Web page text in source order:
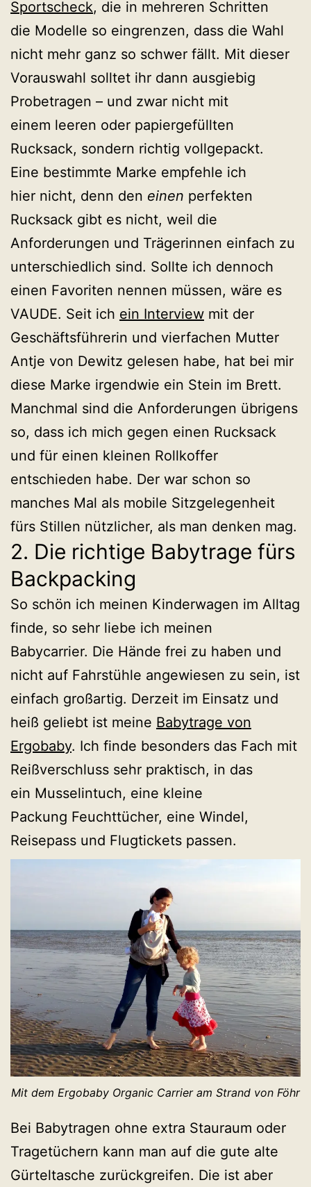
Sportscheck, die in mehreren Schritten
die Modelle so eingrenzen, dass die Wahl
nicht mehr ganz so schwer fällt. Mit dieser
Vorauswahl solltet ihr dann ausgiebig
Probetragen – und zwar nicht mit
einem leeren oder papiergefüllten
Rucksack, sondern richtig vollgepackt.
Eine bestimmte Marke empfehle ich
hier nicht, denn den einen perfekten
Rucksack gibt es nicht, weil die
Anforderungen und Trägerinnen einfach zu
unterschiedlich sind. Sollte ich dennoch
einen Favoriten nennen müssen, wäre es
VAUDE. Seit ich ein Interview mit der
Geschäftsführerin und vierfachen Mutter
Antje von Dewitz gelesen habe, hat bei mir
diese Marke irgendwie ein Stein im Brett.
Manchmal sind die Anforderungen übrigens
so, dass ich mich gegen einen Rucksack
und für einen kleinen Rollkoffer
entschieden habe. Der war schon so
manches Mal als mobile Sitzgelegenheit
fürs Stillen nützlicher, als man denken mag.
2. Die richtige Babytrage fürs
Backpacking
So schön ich meinen Kinderwagen im Alltag
finde, so sehr liebe ich meinen
Babycarrier. Die Hände frei zu haben und
nicht auf Fahrstühle angewiesen zu sein, ist
einfach großartig. Derzeit im Einsatz und
heiß geliebt ist meine Babytrage von
Ergobaby. Ich finde besonders das Fach mit
Reißverschluss sehr praktisch, in das
ein Musselintuch, eine kleine
Packung Feuchttücher, eine Windel,
Reisepass und Flugtickets passen.
Mit dem Ergobaby Organic Carrier am Strand von Föhr
Bei Babytragen ohne extra Stauraum oder
Tragetüchern kann man auf die gute alte
Gürteltasche zurückgreifen. Die ist aber